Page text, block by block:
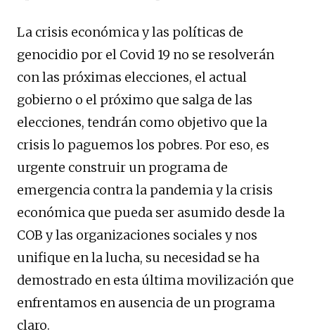
La crisis económica y las políticas de
genocidio por el Covid 19 no se resolverán
con las próximas elecciones, el actual
gobierno o el próximo que salga de las
elecciones, tendrán como objetivo que la
crisis lo paguemos los pobres. Por eso, es
urgente construir un programa de
emergencia contra la pandemia y la crisis
económica que pueda ser asumido desde la
COB y las organizaciones sociales y nos
unifique en la lucha, su necesidad se ha
demostrado en esta última movilización que
enfrentamos en ausencia de un programa
claro.